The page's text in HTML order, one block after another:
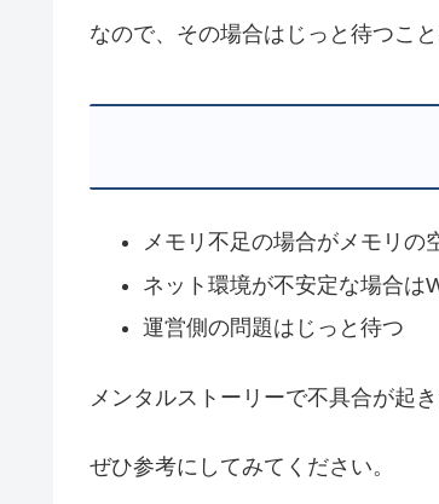
なので、その場合はじっと待つこと
メモリ不足の場合がメモリの
ネット環境が不安定な場合は
運営側の問題はじっと待つ
メンタルストーリーで不具合が起
ぜひ参考にしてみてください。